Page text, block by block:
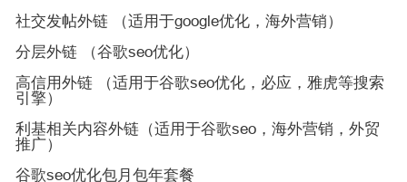
社交发帖外链 （适用于google优化，海外营销）
分层外链 （谷歌seo优化）
高信用外链 （适用于谷歌seo优化，必应，雅虎等搜索
引擎）
利基相关内容外链（适用于谷歌seo，海外营销，外贸
推广）
谷歌seo优化包月包年套餐